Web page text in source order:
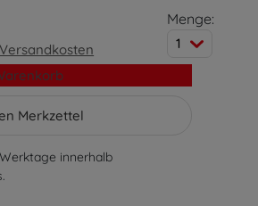
Versandkosten
Menge:
1
Merkzettel
innerhalb